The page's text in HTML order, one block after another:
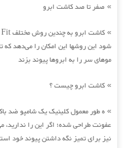
» صفر تا صد کاشت ابرو
»
شود این روشها این امکان را می‌دهد
موهای سر را به ابروها پیوند بزند
» کاشت ابرو چیست ؟
» ه طور معمول کلینیک یک شامپو ضد
عفونت طراحی شده؛ اگر این را
نیز برای تمیز نگه داشتن پیوند خود